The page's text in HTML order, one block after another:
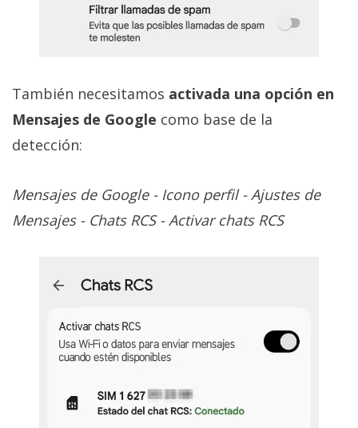
También necesitamos activada una opción en
Mensajes de Google como base de la
detección:
Mensajes de Google - Icono perfil - Ajustes de
Mensajes - Chats RCS - Activar chats RCS